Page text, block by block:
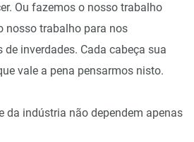
Ou fazemos o nosso trabalho
nosso trabalho para nos
inverdades. Cada cabeça sua
vale a pena pensarmos nisto.
da indústria não dependem apenas